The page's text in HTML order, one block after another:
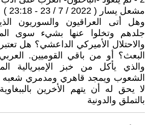
مشعل يسار ( 2022 / 7 / 23 - 23:18 )
وهل أتى العراقيون والسوريون
جلدهم وتخلوا عنها بشيء سوى
والاحتلال الأميركي الداعشي؟ هل
البعث؟ أو من باقي القوميين.
والذي يأكل من خبز الإمبريالية
الشعوب ويمجد قاهري ومدمري شعبه
لا يحق له أن يتهم الأخرين
بالتملق والدونية